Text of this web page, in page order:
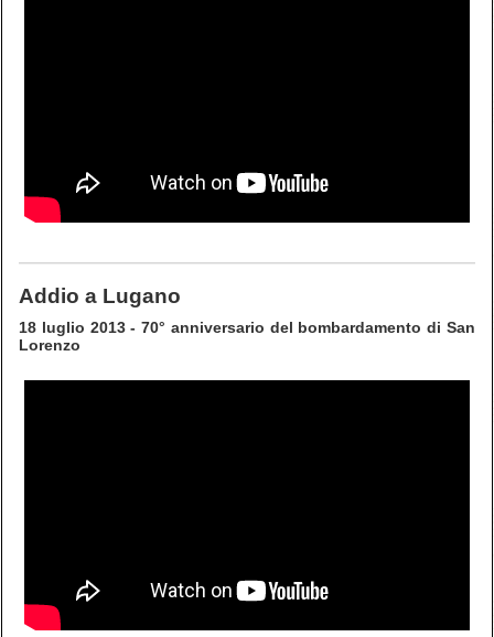
Addio a Lugano
18 luglio 2013 - 70° anniversario del bombardamento di San
Lorenzo